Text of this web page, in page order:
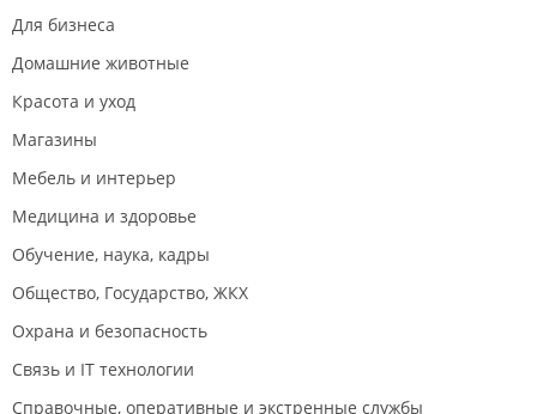
Для бизнеса
Домашние животные
Красота и уход
Магазины
Мебель и интерьер
Медицина и здоровье
Обучение, наука, кадры
Общество, Государство, ЖКХ
Охрана и безопасность
Связь и IT технологии
Справочные, оперативные и экстренные службы